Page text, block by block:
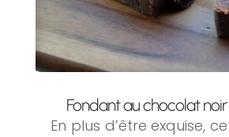
Fondant au chocolat
En plus d’être exquise,